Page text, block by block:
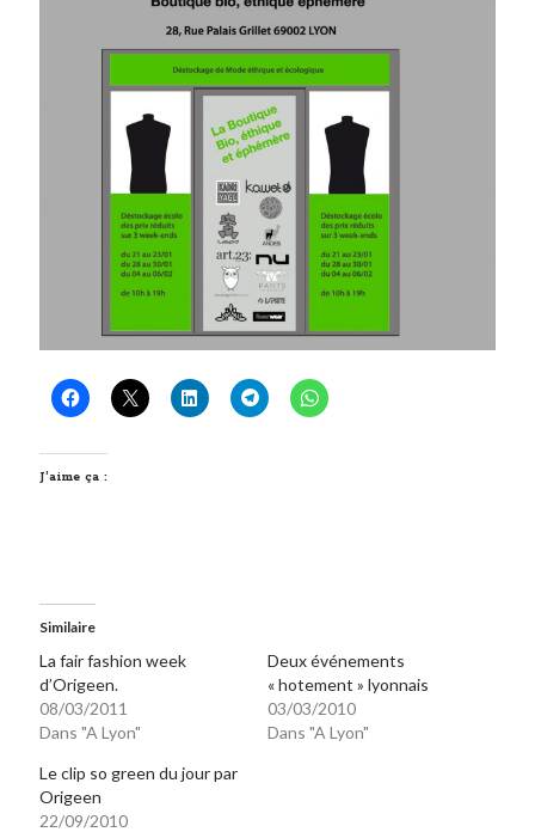
Lyon à Livre Ouvert
Mini-monsieur
Parole de Follower
Proust
Sons
Sorties cuculturelles
J’aime ça :
Similaire
La fair fashion week
d’Origeen.
08/03/2011
Dans "A Lyon"
Deux événements
« hotement » lyonnais
03/03/2010
Dans "A Lyon"
Le clip so green du jour par
Origeen
22/09/2010